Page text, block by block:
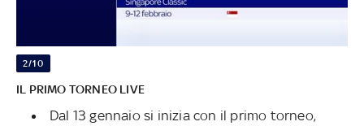
2/10
IL PRIMO TORNEO LIVE
Dal 13 gennaio si inizia con il primo torneo,